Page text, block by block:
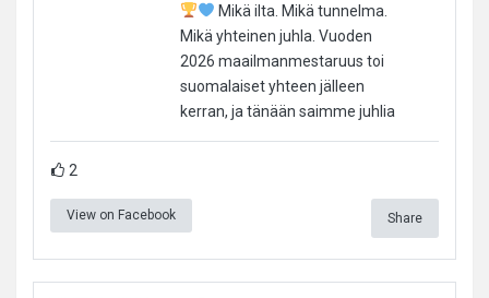
Mikä ilta. Mikä tunnelma.
Mikä yhteinen juhla. Vuoden
2026 maailmanmestaruus toi
suomalaiset yhteen jälleen
kerran, ja tänään saimme juhlia
2
View on Facebook Share